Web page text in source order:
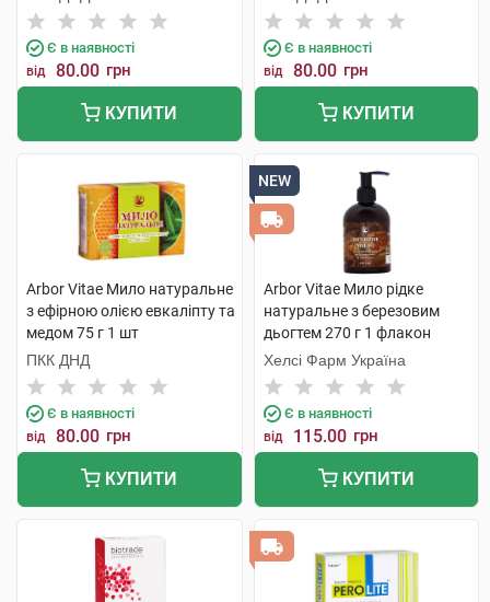
шт
Є в наявності
від 80.00 грн
КУПИТИ
Є в наявності
від 80.00 грн
КУПИТИ
Arbor Vitae Мило натуральне
з ефірною олією евкаліпту та
медом 75 г 1 шт
ПКК ДНД
Є в наявності
від 80.00 грн
КУПИТИ
NEW
Arbor Vitae Мило рідке
натуральне з березовим
дьогтем 270 г 1 флакон
Хелсі Фарм Україна
Є в наявності
від 115.00 грн
КУПИТИ